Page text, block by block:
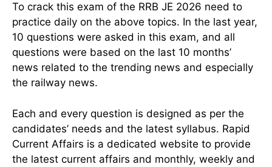
To crack this exam of the RRB JE 2026 need to
practice daily on the above topics. In the last year,
10 questions were asked in this exam, and all
questions were based on the last 10 months’
news related to the trending news and especially
the railway news.
Each and every question is designed as per the
candidates’ needs and the latest syllabus. Rapid
Current Affairs is a dedicated website to provide
the latest current affairs and monthly, weekly and